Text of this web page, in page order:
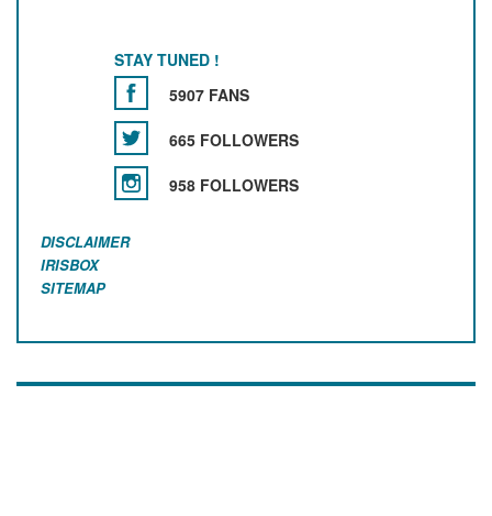
STAY TUNED !
5907 FANS
665 FOLLOWERS
958 FOLLOWERS
DISCLAIMER
IRISBOX
SITEMAP